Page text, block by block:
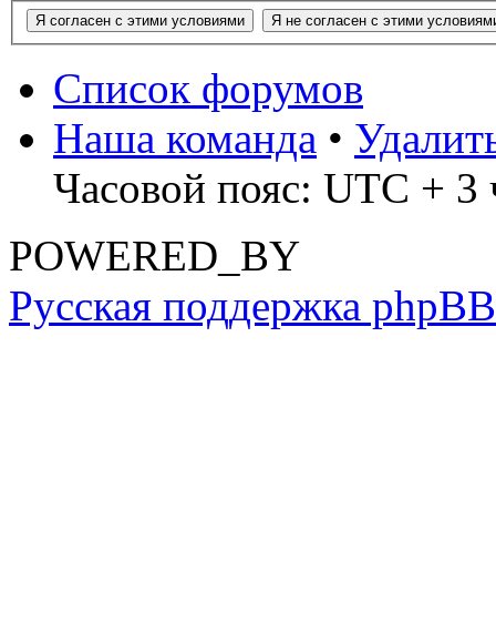
Список форумов
Наша команда •
Часовой пояс: UTC + 3
POWERED_BY
Русская поддержка phpBB